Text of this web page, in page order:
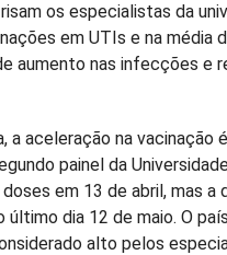
os especialistas da
em UTIs e na média
aumento nas infecções e
aceleração na vacinação
painel da
em 13 de abril, mas a
dia 12 de maio. O
alto pelos